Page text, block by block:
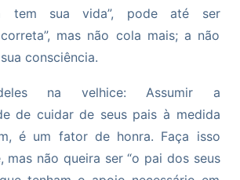
tem sua vida”, pode até ser
mas não cola mais; a não
consciência.
na velhice: Assumir a
de cuidar de seus pais à medida
é um fator de honra. Faça isso
mas não queira ser “o pai dos seus